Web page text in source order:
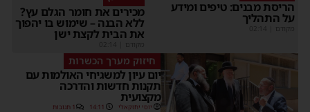
הריסת מבנים: טיפים ומידע
על התהליך
מקודם
מכירים את חומר הגלם עץ?
ללא הבנה – שימוש בו יהפוך
את הבית לקצת ישן
מקודם
חיזוק מערך הכשרות
יום עיון למשגיחי האולמות עם
תקנות חדשות והדרכה
מקצועית
יוסי יחזקאלי 14:11 1 תגובות